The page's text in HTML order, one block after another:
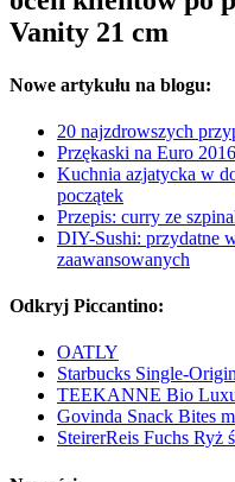
Vanity 21 cm
Nowe artykułu na blogu:
20 najzdrowszych
Przękaski na Euro 2016
Kuchnia azjatycka w
początek
Przepis: curry ze
DIY-Sushi: przydatne
zaawansowanych
Odkryj Piccantino:
OATLY
Starbucks Single-
TEEKANNE Bio
Govinda Snack Bites
SteirerReis Fuchs Ryż